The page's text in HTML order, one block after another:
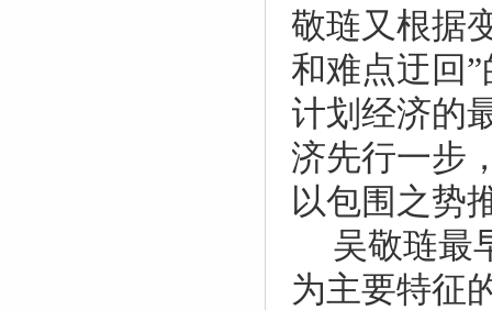
敬琏又根据
和难点迂回
计划经济的
济先行一步
以包围之势
吴敬琏最
为主要特征